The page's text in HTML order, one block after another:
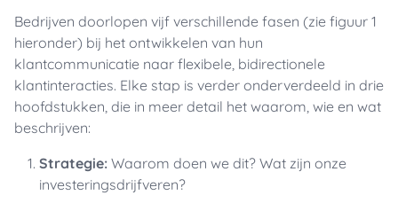
Bedrijven doorlopen vijf verschillende fasen (zie figuur 1
hieronder) bij het ontwikkelen van hun
klantcommunicatie naar flexibele, bidirectionele
klantinteracties. Elke stap is verder onderverdeeld in drie
hoofdstukken, die in meer detail het waarom, wie en wat
beschrijven:
Strategie: Waarom doen we dit? Wat zijn onze
investeringsdrijfveren?